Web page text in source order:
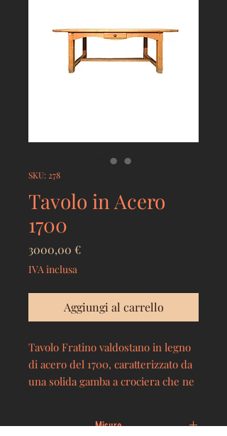
SKU: 278
Tavolo in Acero
1700
3000,00 €Prezzo
IVA inclusa
Aggiungi al carrello
Tavolo Fratino valdostano in legno
di acero del 1700, caratterizzato da
una solida gamba a crociera che ne
Misure